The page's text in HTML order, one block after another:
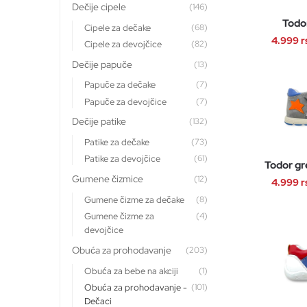
4.999
Todor
4.999
Dečije cipele (146)
Cipele za dečake (68)
Cipele za devojčice (82)
Dečije papuče (13)
Papuče za dečake (7)
Papuče za devojčice (7)
Dečije patike (132)
Patike za dečake (73)
Patike za devojčice (61)
Gumene čizmice (12)
Gumene čizme za dečake (8)
Gumene čizme za
devojčice
(4)
Obuća za prohodavanje (203)
Obuća za bebe na akciji (1)
Obuća za prohodavanje -
Dečaci
(101)